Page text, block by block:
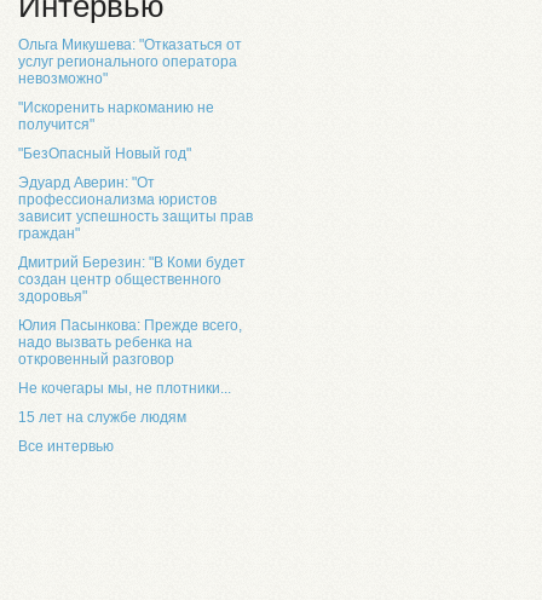
Ольга Микушева: "Отказаться от
услуг регионального оператора
невозможно"
"Искоренить наркоманию не
получится"
"БезОпасный Новый год"
Эдуард Аверин: "От
профессионализма юристов
зависит успешность защиты прав
граждан"
Дмитрий Березин: "В Коми будет
создан центр общественного
здоровья"
Юлия Пасынкова: Прежде всего,
надо вызвать ребенка на
откровенный разговор
Не кочегары мы, не плотники...
15 лет на службе людям
Все интервью